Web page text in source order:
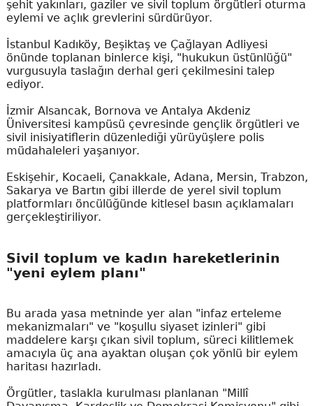
şehit yakınları, gaziler ve sivil toplum örgütleri oturma
eylemi ve açlık grevlerini sürdürüyor.
İstanbul Kadıköy, Beşiktaş ve Çağlayan Adliyesi
önünde toplanan binlerce kişi, "hukukun üstünlüğü"
vurgusuyla taslağın derhal geri çekilmesini talep
ediyor.
İzmir Alsancak, Bornova ve Antalya Akdeniz
Üniversitesi kampüsü çevresinde gençlik örgütleri ve
sivil inisiyatiflerin düzenlediği yürüyüşlere polis
müdahaleleri yaşanıyor.
Eskişehir, Kocaeli, Çanakkale, Adana, Mersin, Trabzon,
Sakarya ve Bartın gibi illerde de yerel sivil toplum
platformları öncülüğünde kitlesel basın açıklamaları
gerçekleştiriliyor.
Sivil toplum ve kadın hareketlerinin
"yeni eylem planı"
Bu arada yasa metninde yer alan "infaz erteleme
mekanizmaları" ve "koşullu siyaset izinleri" gibi
maddelere karşı çıkan sivil toplum, süreci kilitlemek
amacıyla üç ana ayaktan oluşan çok yönlü bir eylem
haritası hazırladı.
Örgütler, taslakla kurulması planlanan "Millî